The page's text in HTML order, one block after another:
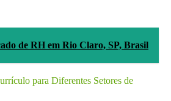
de RH em Rio Claro, SP, Brasil
para Diferentes Setores de